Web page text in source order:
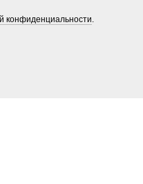
конфиденциальности.